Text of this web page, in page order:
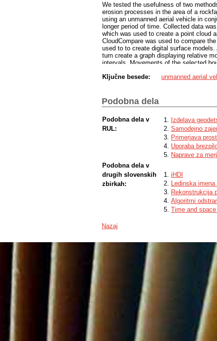
We tested the usefulness of two
erosion processes in the area of a
using an unmanned aerial vehicle in
longer period of time. Collected data
which was used to create a point cloud
CloudCompare was used to compare
used to to create digital surface
turn create a graph displaying relative
intervals. Movements of the selected
(p < 0,05) influenced by rainfall and
applied for monitoring a wider range of
Ključne besede: unmanned aerial
Podobna dela
Podobna dela v
RUL:
Izdelava
Samodejno
Primerjava
Uporaba
Naprave za
Podobna dela v
drugih slovenskih
zbirkah:
iHDI
Ledinska
Rekonstrukcija
Algoritmi
Time and
Nazaj